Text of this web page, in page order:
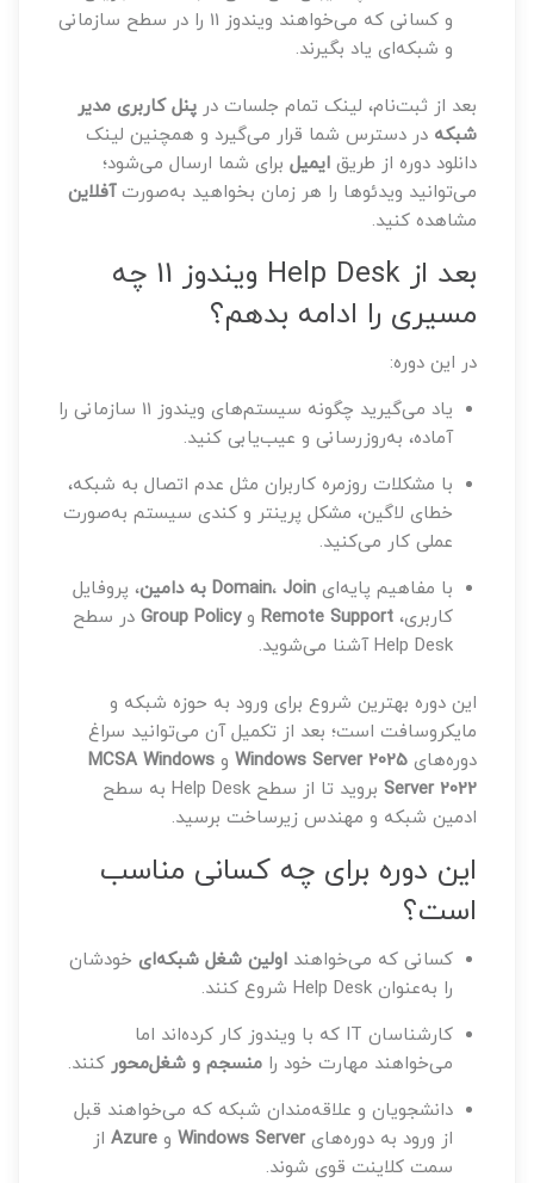
و کسانی که می‌خواهند ویندوز 11 را در سطح سازمانی
و شبکه‌ای یاد بگیرند.
بعد از ثبت‌نام، لینک تمام جلسات در پنل کاربری مدیر
شبکه در دسترس شما قرار می‌گیرد و همچنین لینک
دانلود دوره از طریق ایمیلبرای شما ارسال می‌شود؛
می‌توانید ویدئوها را هر زمان بخواهید به‌صورتآفلاین
مشاهده کنید.
بعد از Help Desk ویندوز 11 چه
مسیری را ادامه بدهم؟
در این دوره:
یاد می‌گیرید چگونه سیستم‌های ویندوز 11 سازمانی را
آماده، به‌روزرسانی و عیب‌یابی کنید.
با مشکلات روزمره کاربران مثل عدم اتصال به شبکه،
خطای لاگین، مشکل پرینتر و کندی سیستم به‌صورت
عملی کار می‌کنید.
با مفاهیم پایه‌ای
Domain، Join به دامین
، پروفایل
کاربری، Remote SupportوGroup Policyدر سطح
Help Desk آشنا می‌شوید.
این دوره بهترین شروع برای ورود به حوزه شبکه و
مایکروسافت است؛ بعد از تکمیل آن می‌توانید سراغ
دوره‌های Windows Server 2025و MCSA Windows
Server 2022
بروید تا از سطح Help Desk به سطح
ادمین شبکه و مهندس زیرساخت برسید.
این دوره برای چه کسانی مناسب
است؟
کسانی که می‌خواهند اولین شغل شبکه‌ایخودشان
را به‌عنوان Help Desk شروع کنند.
کارشناسان IT که با ویندوز کار کرده‌اند اما
می‌خواهند مهارت خود را منسجم و شغل‌محور کنند.
دانشجویان و علاقه‌مندان شبکه که می‌خواهند قبل
از ورود به دوره‌هایWindows Serverو Azureاز
سمت کلاینت قوی شوند.